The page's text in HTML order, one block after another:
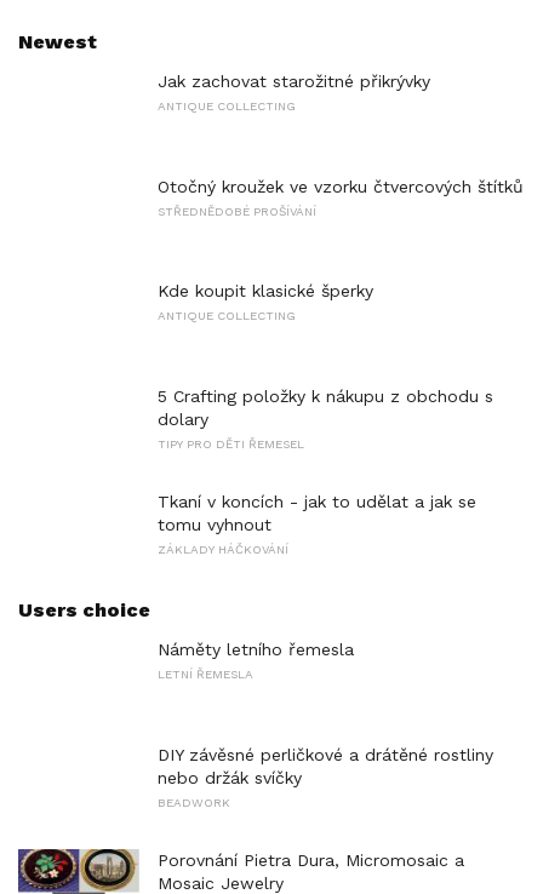
Newest
Jak zachovat starožitné přikrývky
ANTIQUE COLLECTING
Otočný kroužek ve vzorku čtvercových štítků
STŘEDNĚDOBÉ PROŠÍVÁNÍ
Kde koupit klasické šperky
ANTIQUE COLLECTING
5 Crafting položky k nákupu z obchodu s
dolary
TIPY PRO DĚTI ŘEMESEL
Tkaní v koncích - jak to udělat a jak se
tomu vyhnout
ZÁKLADY HÁČKOVÁNÍ
Users choice
Náměty letního řemesla
LETNÍ ŘEMESLA
DIY závěsné perličkové a drátěné rostliny
nebo držák svíčky
BEADWORK
Porovnání Pietra Dura, Micromosaic a
Mosaic Jewelry